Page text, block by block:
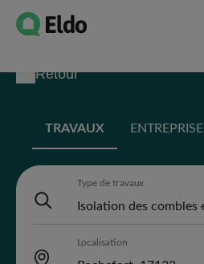
Retour
TRAVAUX ENTREPRISE
Type de travaux
Localisation